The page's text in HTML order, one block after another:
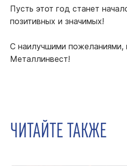
Пусть этот год станет
позитивных и значимых!
С наилучшими пожеланиями,
Металлинвест!
ЧИТАЙТЕ ТАКЖЕ